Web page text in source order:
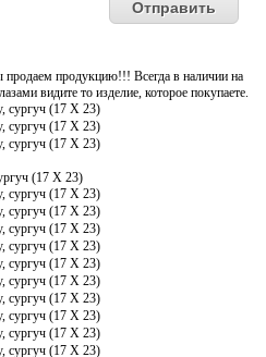
продукцию!!! Всегда в наличии на
видите то изделие, которое покупаете.
(17 Х 23)